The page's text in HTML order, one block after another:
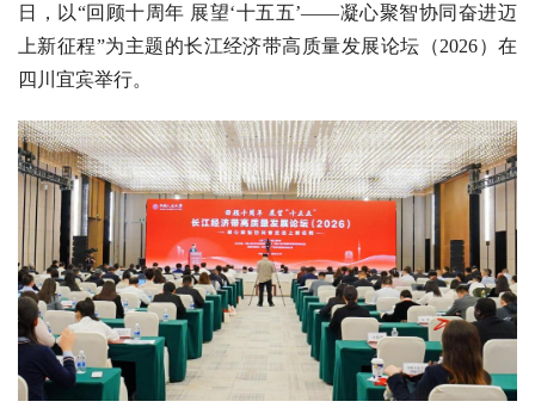
日，以“回顾十周年 展望‘十五五’——凝心聚智协同奋进迈
上新征程”为主题的长江经济带高质量发展论坛（2026）在
四川宜宾举行。